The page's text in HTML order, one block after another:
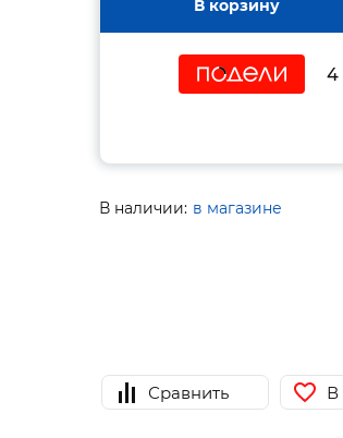
В корзину
4
В наличии: в магазине
Сравнить В